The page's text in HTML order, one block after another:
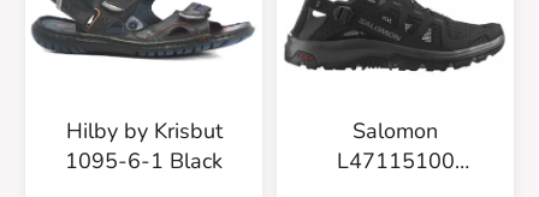
Hilby by Krisbut
1095-6-1 Black
Salomon
L47115100